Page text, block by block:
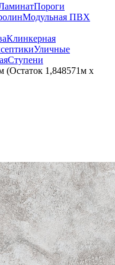
Пороги
Модульная ПВХ
Клинкерная
Уличные
Ступени
(Остаток 1,848571м x